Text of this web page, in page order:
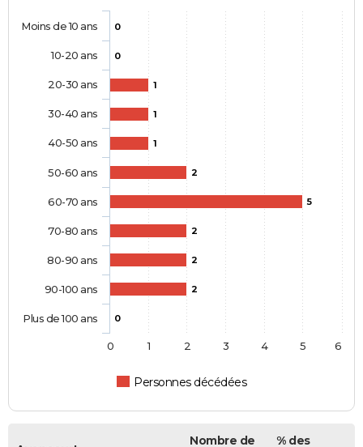
0
0
1
1
1
2
5
2
2
2
0
Personnes décédées
Moins de 10 ans
10-20 ans
20-30 ans
30-40 ans
40-50 ans
50-60 ans
60-70 ans
70-80 ans
80-90 ans
90-100 ans
Plus de 100 ans
0 1 2 3 4 5 6
Nombre de
% des